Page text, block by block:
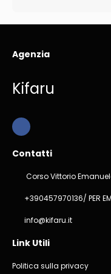
Agenzia
Kifaru
Contatti
Corso Vittorio
+390457970136/ PER
info@kifaru.it
Link Utili
Politica sulla privacy